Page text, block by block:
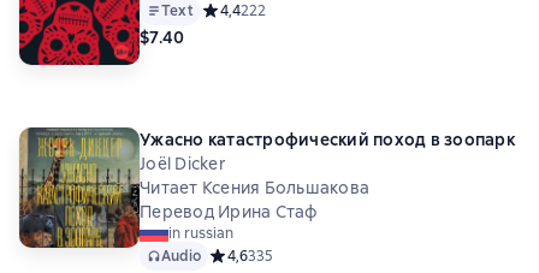
Text Средний рейтинг 4,4 на основе 222 оценок
4,4222
$7.40
Ужасно катастрофический поход в зоопарк
Joël Dicker
Читает Ксения Большакова
Перевод Ирина Стаф
in russian
Audio Средний рейтинг 4,6 на основе 335 оценок
4,6335